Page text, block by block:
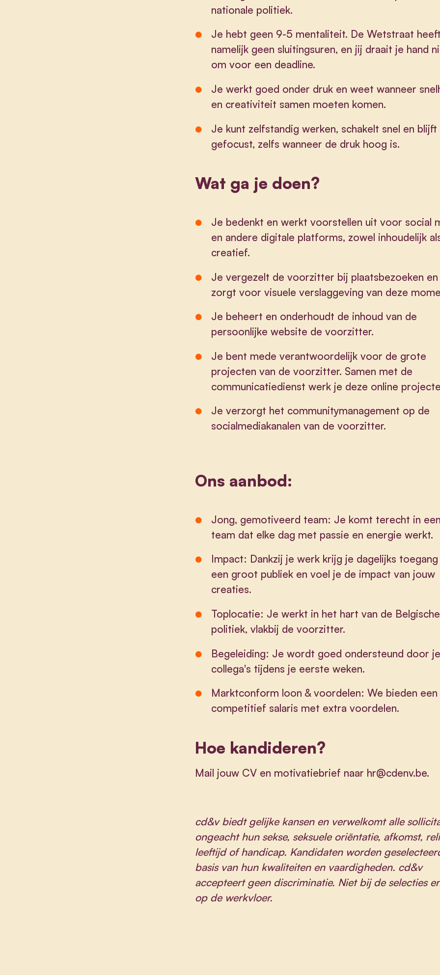
nationale politiek.
Je hebt geen 9-5 mentaliteit. De Wetstraat heeft
namelijk geen sluitingsuren, en jij draait je hand
om voor een deadline.
Je werkt goed onder druk en weet wanneer
en creativiteit samen moeten komen.
Je kunt zelfstandig werken, schakelt snel en blijft
gefocust, zelfs wanneer de druk hoog is.
Wat ga je doen?
Je bedenkt en werkt voorstellen uit voor social
en andere digitale platforms, zowel inhoudelijk
creatief.
Je vergezelt de voorzitter bij plaatsbezoeken en
zorgt voor visuele verslaggeving van deze
Je beheert en onderhoudt de inhoud van de
persoonlijke website de voorzitter.
Je bent mede verantwoordelijk voor de grote
projecten van de voorzitter. Samen met de
communicatiedienst werk je deze online
Je verzorgt het communitymanagement op de
socialmediakanalen van de voorzitter.
Ons aanbod:
Jong, gemotiveerd team: Je komt terecht in een
team dat elke dag met passie en energie werkt.
Impact: Dankzij je werk krijg je dagelijks
een groot publiek en voel je de impact van jouw
creaties.
Toplocatie: Je werkt in het hart van de Belgische
politiek, vlakbij de voorzitter.
Begeleiding: Je wordt goed ondersteund door je
collega's tijdens je eerste weken.
Marktconform loon & voordelen: We bieden een
competitief salaris met extra voordelen.
Hoe kandideren?
Mail jouw CV en motivatiebrief naar hr@cdenv.be.
cd&v biedt gelijke kansen en verwelkomt alle
ongeacht hun sekse, seksuele oriëntatie, afkomst,
leeftijd of handicap. Kandidaten worden
basis van hun kwaliteiten en vaardigheden. cd&v
accepteert geen discriminatie. Niet bij de selecties
op de werkvloer.